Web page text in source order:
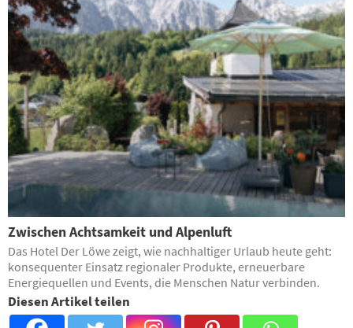
Zwischen Achtsamkeit und Alpenluft
Das Hotel Der Löwe zeigt, wie nachhaltiger Urlaub heute geht:
konsequenter Einsatz regionaler Produkte, erneuerbare
Energiequellen und Events, die Menschen Natur verbinden.
Diesen Artikel teilen